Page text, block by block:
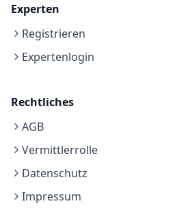
Experten
Registrieren
Expertenlogin
Rechtliches
AGB
Vermittlerrolle
Datenschutz
Impressum